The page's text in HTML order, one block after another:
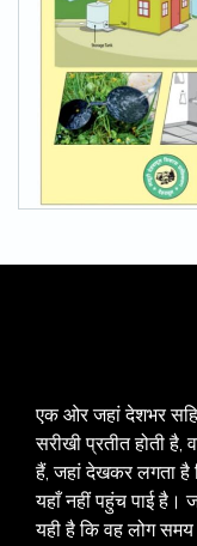
एक ओर जहां देशभर
सरीखी प्रतीत होती है,
हैं, जहां देखकर लगता है
यहाँ नहीं पहुंच पाई है।
यही है कि वह लोग समय